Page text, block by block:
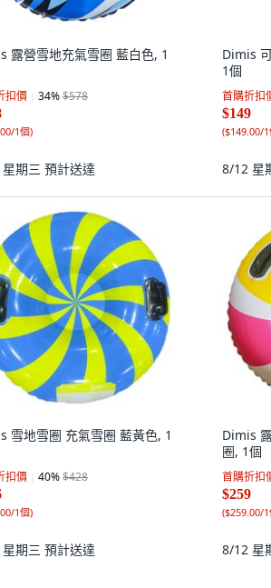
露營雪地充氣雪圈 藍白色, 1
扣價 34%$578
1個)
期三 預計送達
Dimis
1個
首購折扣
$149
($149.00/
8/12 星
雪地雪圈 充氣雪圈 藍黃色, 1
扣價 40%$428
1個)
期三 預計送達
Dimis
圈, 1個
首購折扣
$259
($259.00/
8/12 星